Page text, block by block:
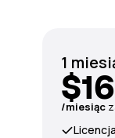
1
$16
/miesiąc